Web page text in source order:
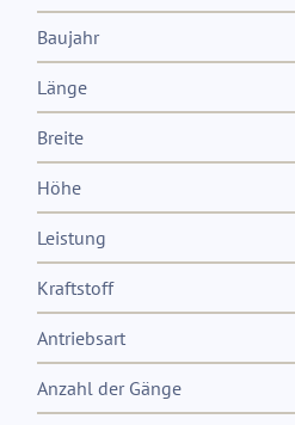
Baujahr
Länge
Breite
Höhe
Leistung
Kraftstoff
Antriebsart
Anzahl der Gänge